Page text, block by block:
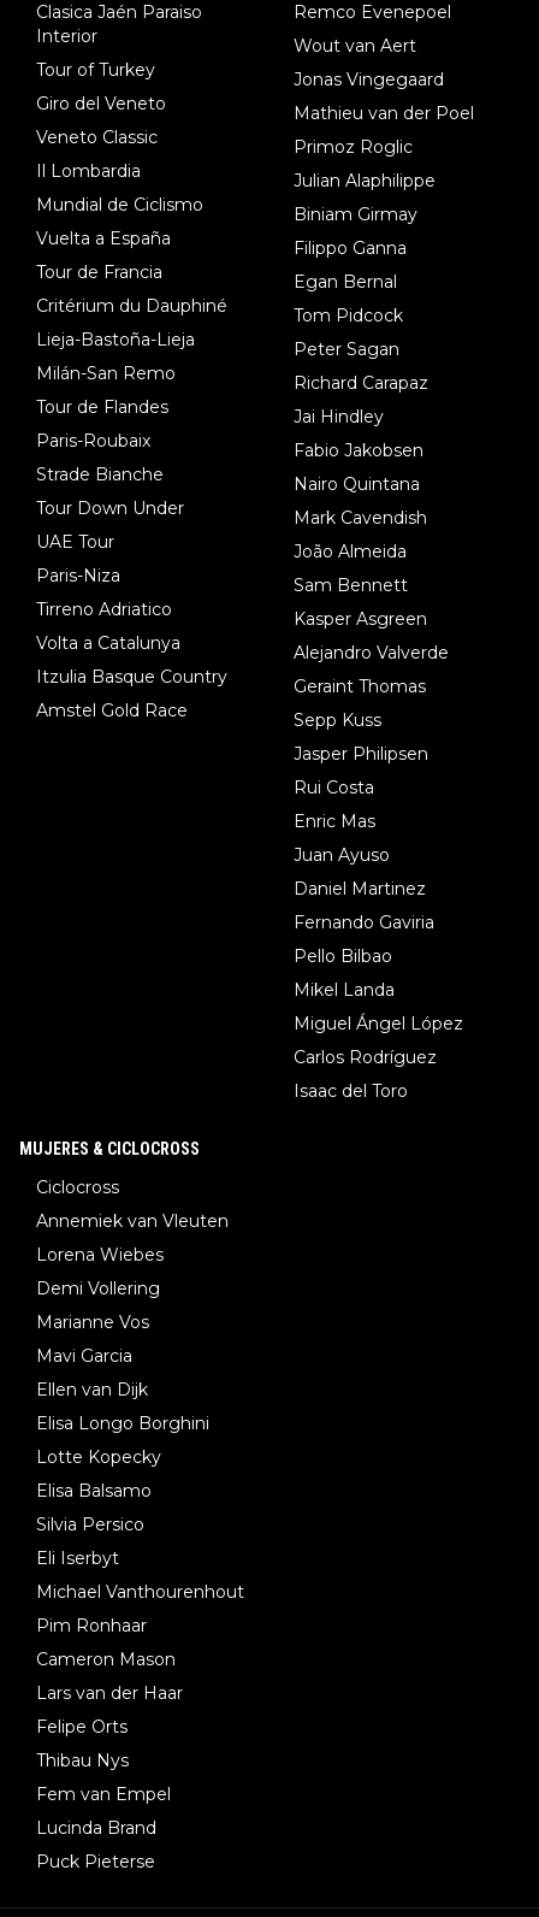
Clasica Jaén Paraiso
Interior
Tour of Turkey
Giro del Veneto
Veneto Classic
Il Lombardia
Mundial de Ciclismo
Vuelta a España
Tour de Francia
Critérium du Dauphiné
Lieja-Bastoña-Lieja
Milán-San Remo
Tour de Flandes
Paris-Roubaix
Strade Bianche
Tour Down Under
UAE Tour
Paris-Niza
Tirreno Adriatico
Volta a Catalunya
Itzulia Basque Country
Amstel Gold Race
Remco Evenepoel
Wout van Aert
Jonas Vingegaard
Mathieu van der Poel
Primoz Roglic
Julian Alaphilippe
Biniam Girmay
Filippo Ganna
Egan Bernal
Tom Pidcock
Peter Sagan
Richard Carapaz
Jai Hindley
Fabio Jakobsen
Nairo Quintana
Mark Cavendish
João Almeida
Sam Bennett
Kasper Asgreen
Alejandro Valverde
Geraint Thomas
Sepp Kuss
Jasper Philipsen
Rui Costa
Enric Mas
Juan Ayuso
Daniel Martinez
Fernando Gaviria
Pello Bilbao
Mikel Landa
Miguel Ángel López
Carlos Rodríguez
Isaac del Toro
MUJERES & CICLOCROSS
Ciclocross
Annemiek van Vleuten
Lorena Wiebes
Demi Vollering
Marianne Vos
Mavi Garcia
Ellen van Dijk
Elisa Longo Borghini
Lotte Kopecky
Elisa Balsamo
Silvia Persico
Eli Iserbyt
Michael Vanthourenhout
Pim Ronhaar
Cameron Mason
Lars van der Haar
Felipe Orts
Thibau Nys
Fem van Empel
Lucinda Brand
Puck Pieterse